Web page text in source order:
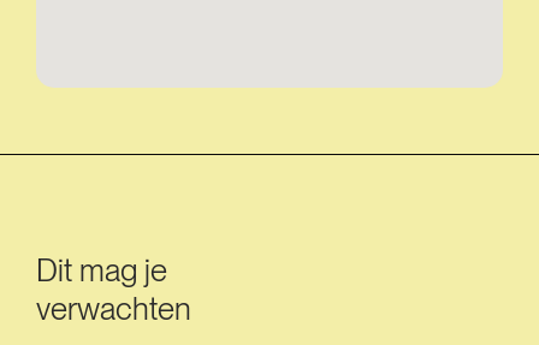
Dit mag je
verwachten